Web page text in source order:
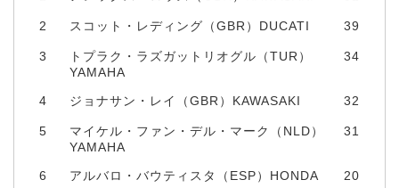
2 スコット・レディング（GBR）DUCATI 39
3
トプラク・ラズガットリオグル（TUR）
YAMAHA
34
4 ジョナサン・レイ（GBR）KAWASAKI 32
5
マイケル・ファン・デル・マーク（NLD）
YAMAHA
31
6 アルバロ・バウティスタ（ESP）HONDA 20